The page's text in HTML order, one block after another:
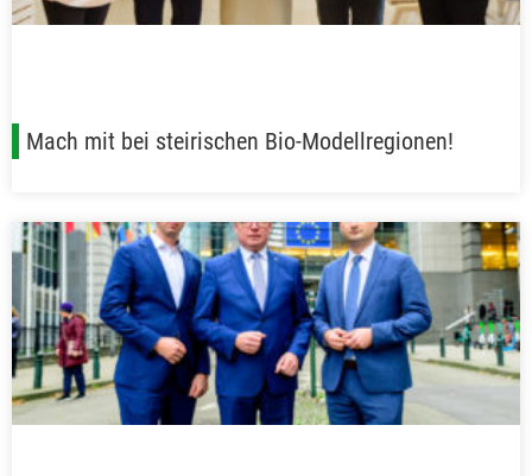
Mach mit bei steirischen Bio-Modellregionen!